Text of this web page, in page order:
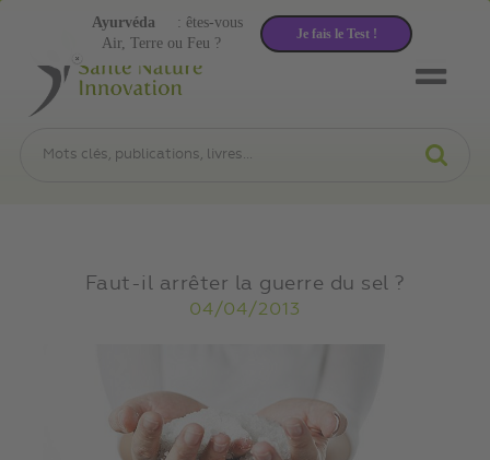
Faut-il arrêter la guerre du sel ?
04/04/2013
Air, Terre ou Feu ?
Ayurvéda : êtes-vous
Je fais le Test !